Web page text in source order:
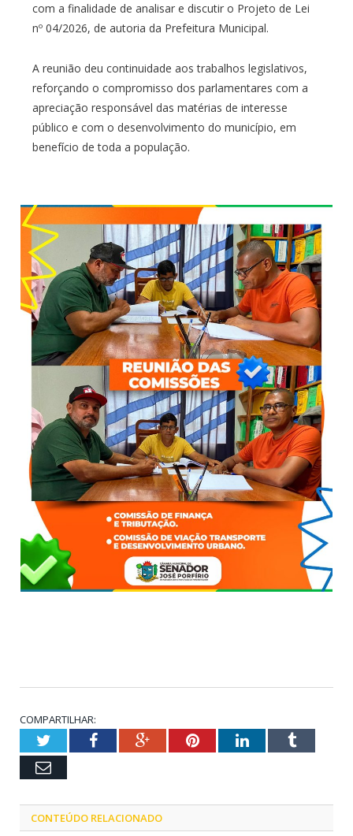
com a finalidade de analisar e discutir o Projeto de Lei
nº 04/2026, de autoria da Prefeitura Municipal.
A reunião deu continuidade aos trabalhos legislativos,
reforçando o compromisso dos parlamentares com a
apreciação responsável das matérias de interesse
público e com o desenvolvimento do município, em
benefício de toda a população.
COMPARTILHAR:
TwitterFacebookGoogle+PinterestLinkedInTumblr
Email
CONTEÚDO RELACIONADO